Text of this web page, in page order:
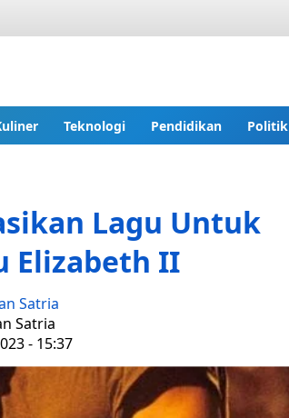
Teknologi Pendidikan Politik
Lagu Untuk
Elizabeth II
Satria
Satria
- 15:37